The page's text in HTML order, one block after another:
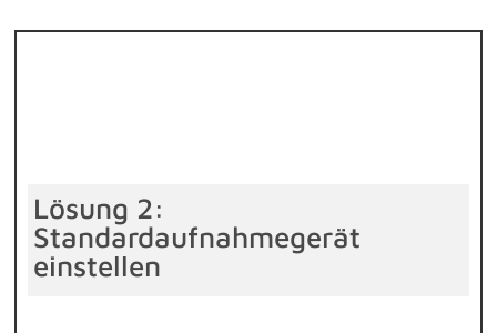
Lösung 2:
Standardaufnahmegerät
einstellen